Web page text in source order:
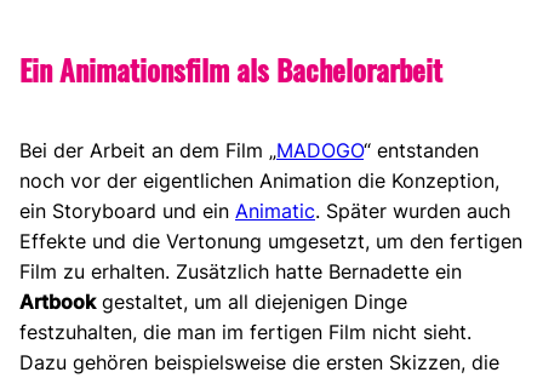
Ein Animationsfilm als Bachelorarbeit
Bei der Arbeit an dem Film „MADOGO“ entstanden
noch vor der eigentlichen Animation die Konzeption,
ein Storyboard und ein Animatic. Später wurden auch
Effekte und die Vertonung umgesetzt, um den fertigen
Film zu erhalten. Zusätzlich hatte Bernadette ein
Artbookgestaltet, um all diejenigen Dinge
festzuhalten, die man im fertigen Film nicht sieht.
Dazu gehören beispielsweise die ersten Skizzen, die